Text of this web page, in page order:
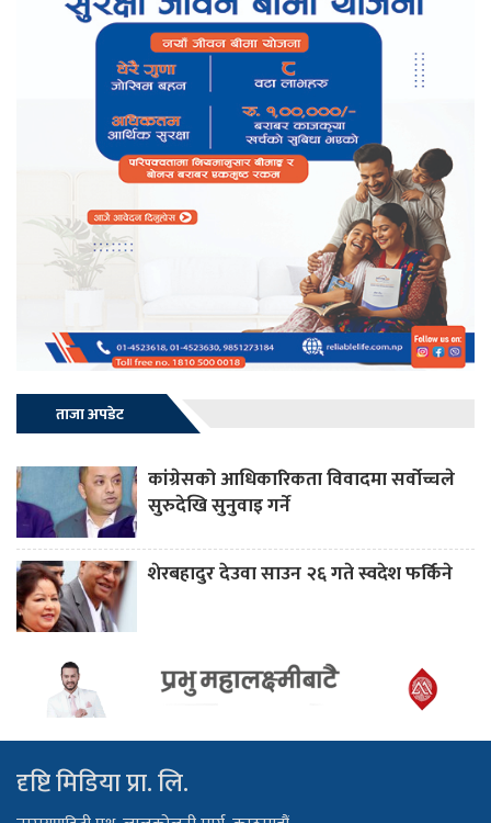
ताजा अपडेट
कांग्रेसको आधिकारिकता विवादमा सर्वोच्चले
सुरुदेखि सुनुवाइ गर्ने
शेरबहादुर देउवा साउन २६ गते स्वदेश फर्किने
दृष्टि मिडिया प्रा. लि.